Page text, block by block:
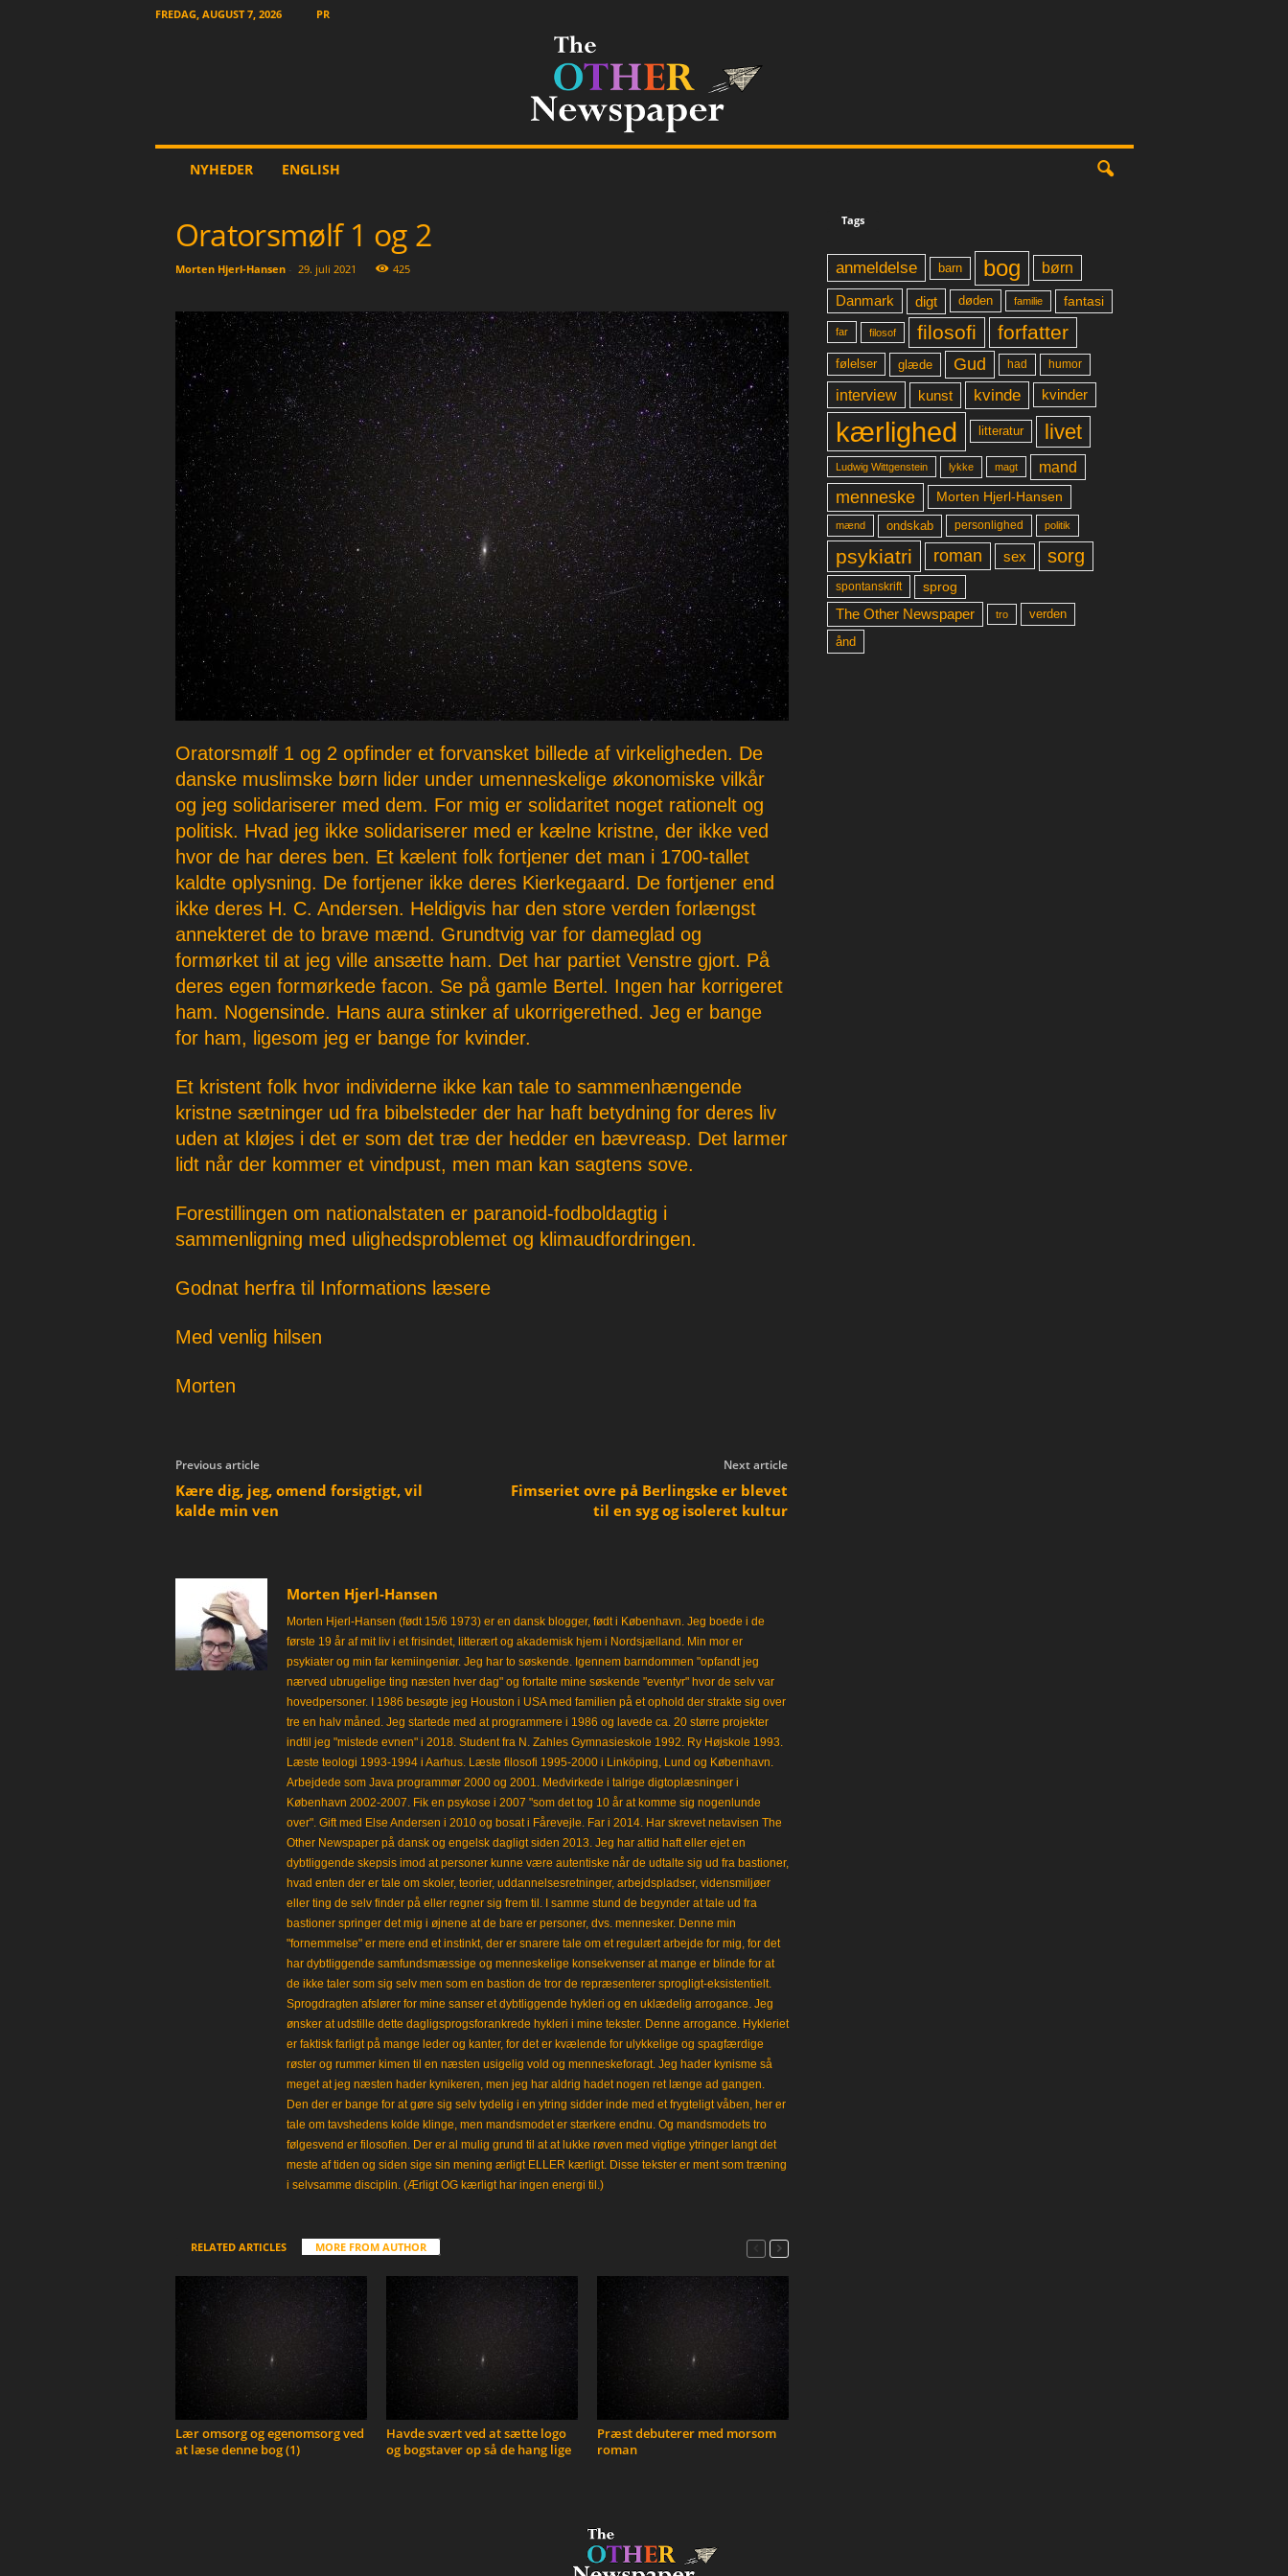
FREDAG, AUGUST 7, 2026 PR
NYHEDER ENGLISH
Oratorsmølf 1 og 2
Morten Hjerl-Hansen- 29. juli 2021 425
Oratorsmølf 1 og 2 opfinder et forvansket billede af virkeligheden. De
danske muslimske børn lider under umenneskelige økonomiske vilkår
og jeg solidariserer med dem. For mig er solidaritet noget rationelt og
politisk. Hvad jeg ikke solidariserer med er kælne kristne, der ikke ved
hvor de har deres ben. Et kælent folk fortjener det man i 1700-tallet
kaldte oplysning. De fortjener ikke deres Kierkegaard. De fortjener end
ikke deres H. C. Andersen. Heldigvis har den store verden forlængst
annekteret de to brave mænd. Grundtvig var for dameglad og
formørket til at jeg ville ansætte ham. Det har partiet Venstre gjort. På
deres egen formørkede facon. Se på gamle Bertel. Ingen har korrigeret
ham. Nogensinde. Hans aura stinker af ukorrigerethed. Jeg er bange
for ham, ligesom jeg er bange for kvinder.
Et kristent folk hvor individerne ikke kan tale to sammenhængende
kristne sætninger ud fra bibelsteder der har haft betydning for deres liv
uden at kløjes i det er som det træ der hedder en bævreasp. Det larmer
lidt når der kommer et vindpust, men man kan sagtens sove.
Forestillingen om nationalstaten er paranoid-fodboldagtig i
sammenligning med ulighedsproblemet og klimaudfordringen.
Godnat herfra til Informations læsere
Med venlig hilsen
Morten
Previous article
Kære dig, jeg, omend forsigtigt, vil
kalde min ven
Next article
Fimseriet ovre på Berlingske er blevet
til en syg og isoleret kultur
Morten Hjerl-Hansen
Morten Hjerl-Hansen (født 15/6 1973) er en dansk blogger, født i København. Jeg boede i de
første 19 år af mit liv i et frisindet, litterært og akademisk hjem i Nordsjælland. Min mor er
psykiater og min far kemiingeniør. Jeg har to søskende. Igennem barndommen "opfandt jeg
nærved ubrugelige ting næsten hver dag" og fortalte mine søskende "eventyr" hvor de selv var
hovedpersoner. I 1986 besøgte jeg Houston i USA med familien på et ophold der strakte sig over
tre en halv måned. Jeg startede med at programmere i 1986 og lavede ca. 20 større projekter
indtil jeg "mistede evnen" i 2018. Student fra N. Zahles Gymnasieskole 1992. Ry Højskole 1993.
Læste teologi 1993-1994 i Aarhus. Læste filosofi 1995-2000 i Linköping, Lund og København.
Arbejdede som Java programmør 2000 og 2001. Medvirkede i talrige digtoplæsninger i
København 2002-2007. Fik en psykose i 2007 "som det tog 10 år at komme sig nogenlunde
over". Gift med Else Andersen i 2010 og bosat i Fårevejle. Far i 2014. Har skrevet netavisen The
Other Newspaper på dansk og engelsk dagligt siden 2013. Jeg har altid haft eller ejet en
dybtliggende skepsis imod at personer kunne være autentiske når de udtalte sig ud fra bastioner,
hvad enten der er tale om skoler, teorier, uddannelsesretninger, arbejdspladser, vidensmiljøer
eller ting de selv finder på eller regner sig frem til. I samme stund de begynder at tale ud fra
bastioner springer det mig i øjnene at de bare er personer, dvs. mennesker. Denne min
"fornemmelse" er mere end et instinkt, der er snarere tale om et regulært arbejde for mig, for det
har dybtliggende samfundsmæssige og menneskelige konsekvenser at mange er blinde for at
de ikke taler som sig selv men som en bastion de tror de repræsenterer sprogligt-eksistentielt.
Sprogdragten afslører for mine sanser et dybtliggende hykleri og en uklædelig arrogance. Jeg
ønsker at udstille dette dagligsprogsforankrede hykleri i mine tekster. Denne arrogance. Hykleriet
er faktisk farligt på mange leder og kanter, for det er kvælende for ulykkelige og spagfærdige
røster og rummer kimen til en næsten usigelig vold og menneskeforagt. Jeg hader kynisme så
meget at jeg næsten hader kynikeren, men jeg har aldrig hadet nogen ret længe ad gangen.
Den der er bange for at gøre sig selv tydelig i en ytring sidder inde med et frygteligt våben, her er
tale om tavshedens kolde klinge, men mandsmodet er stærkere endnu. Og mandsmodets tro
følgesvend er filosofien. Der er al mulig grund til at at lukke røven med vigtige ytringer langt det
meste af tiden og siden sige sin mening ærligt ELLER kærligt. Disse tekster er ment som træning
i selvsamme disciplin. (Ærligt OG kærligt har ingen energi til.)
RELATED ARTICLES MORE FROM AUTHOR
Lær omsorg og egenomsorg ved
at læse denne bog (1)
Havde svært ved at sætte logo
og bogstaver op så de hang lige
Præst debuterer med morsom
roman
Tags
anmeldelse barn bog børn
Danmark digt døden familie fantasi
far filosof filosofi forfatter
følelser glæde Gud had humor
interview kunst kvinde kvinder
kærlighed litteratur livet
Ludwig Wittgenstein lykke magt mand
menneske Morten Hjerl-Hansen
mænd ondskab personlighed politik
psykiatri roman sex sorg
spontanskrift sprog
The Other Newspaper tro verden
ånd